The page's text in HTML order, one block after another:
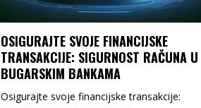
OSIGURAJTE SVOJE FINANCIJSKE
TRANSAKCIJE: SIGURNOST RAČUNA U
BUGARSKIM BANKAMA
Osigurajte svoje financijske transakcije: